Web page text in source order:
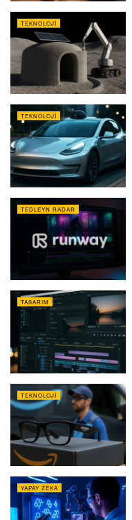
TEKNOLOJI
TEKNOLOJI
TEDLEYN RADAR
TASARIM
TEKNOLOJI
YAPAY ZEKA